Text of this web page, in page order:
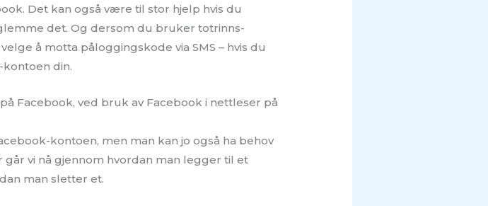
Det kan også være til stor hjelp hvis du
det. Og dersom du bruker totrinns-
å motta påloggingskode via SMS – hvis du
din.
Facebook, ved bruk av Facebook i nettleser på
kontoen, men man kan jo også ha behov
vi nå gjennom hvordan man legger til et
man sletter et.